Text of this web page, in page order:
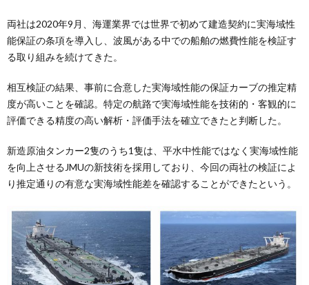
両社は2020年9月、海運業界では世界で初めて建造契約に実海域性
能保証の条項を導入し、波風がある中での船舶の燃費性能を検証す
る取り組みを続けてきた。
相互検証の結果、事前に合意した実海域性能の保証カーブの推定精
度が高いことを確認。特定の航路で実海域性能を技術的・客観的に
評価できる精度の高い解析・評価手法を確立できたと判断した。
新造原油タンカー2隻のうち1隻は、平水中性能ではなく実海域性能
を向上させるJMUの新技術を採用しており、今回の両社の検証によ
り推定通りの有意な実海域性能差を確認することができたという。